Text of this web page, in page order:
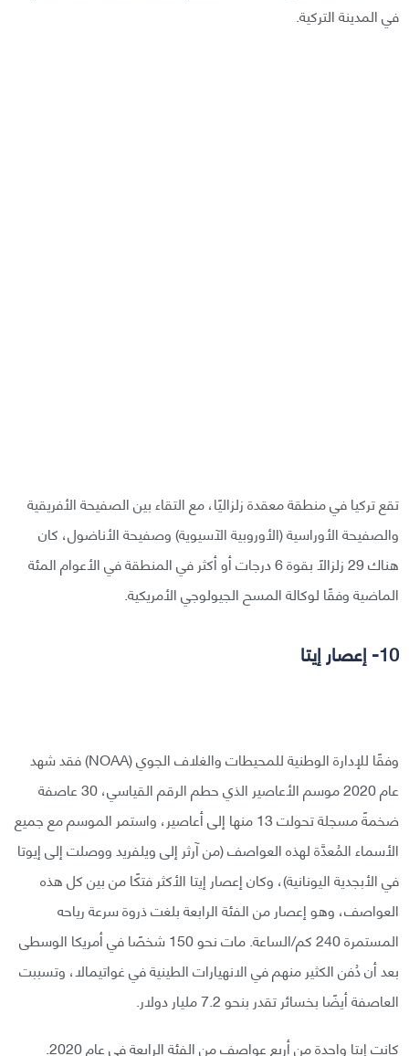
في المدينة التركية.
تقع تركيا في منطقة معقدة زلزاليًا، مع التقاء بين الصفيحة الأفريقية
والصفيحة الأوراسية (الأوروبية الآسيوية) وصفيحة الأناضول، كان
هناك 29 زلزالًا بقوة 6 درجات أو أكثر في المنطقة في الأعوام المئة
الماضية وفقًا لوكالة المسح الجيولوجي الأمريكية.
10- إعصار إيتا
وفقًا للإدارة الوطنية للمحيطات والغلاف الجوي (NOAA) فقد شهد
عام 2020 موسم الأعاصير الذي حطم الرقم القياسي، 30 عاصفة
ضخمةً مسجلة تحولت 13 منها إلى أعاصير، واستمر الموسم مع جميع
الأسماء المُعدَّة لهذه العواصف (من آرثر إلى ويلفريد ووصلت إلى إيوتا
في الأبجدية اليونانية)، وكان إعصار إيتا الأكثر فتكًا من بين كل هذه
العواصف، وهو إعصار من الفئة الرابعة بلغت ذروة سرعة رياحه
المستمرة 240 كم/الساعة. مات نحو 150 شخصًا في أمريكا الوسطى
بعد أن دُفن الكثير منهم في الانهيارات الطينية في غواتيمالا، وتسببت
العاصفة أيضًا بخسائر تقدر بنحو 7.2 مليار دولار.
كانت إيتا واحدة من أربع عواصف من الفئة الرابعة في عام 2020.